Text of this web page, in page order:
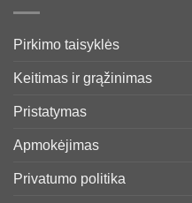
Pirkimo taisyklės
Keitimas ir grąžinimas
Pristatymas
Apmokėjimas
Privatumo politika